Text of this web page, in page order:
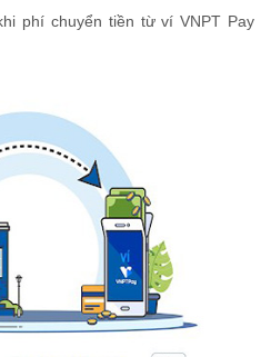
phí chuyển tiền từ ví VNPT Pay